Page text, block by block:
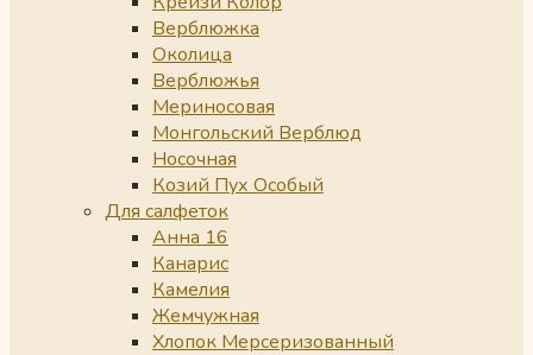
Верблюжка
Околица
Верблюжья
Мериносовая
Монгольский Верблюд
Носочная
Козий Пух Особый
Для салфеток
Анна 16
Канарис
Камелия
Жемчужная
Хлопок Мерсеризованный